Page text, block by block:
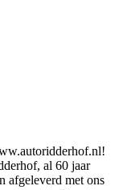
al 60 jaar
afgeleverd met ons